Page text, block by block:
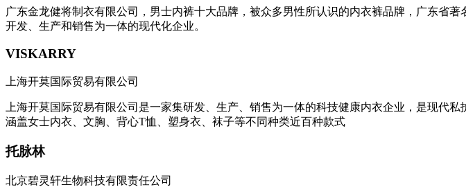
广东金龙健将制衣有限公司，男士内裤十大品牌，被众多男性所认识的内衣裤品牌，广东省
开发、生产和销售为一体的现代化企业。
VISKARRY
上海开莫国际贸易有限公司
上海开莫国际贸易有限公司是一家集研发、生产、销售为一体的科技健康内衣企业，是现代
涵盖女士内衣、文胸、背心T恤、塑身衣、袜子等不同种类近百种款式
托脉林
北京碧灵轩生物科技有限责任公司